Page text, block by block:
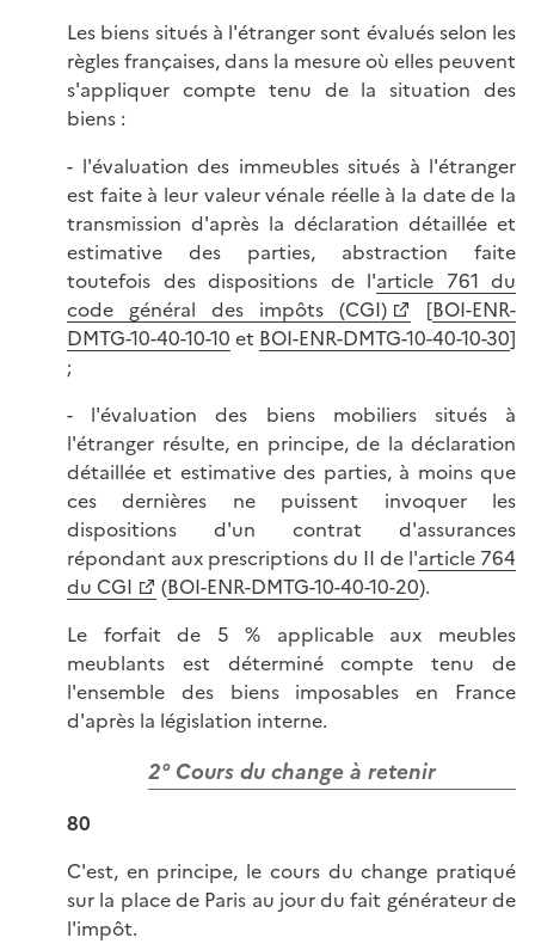
Les biens situés à l'étranger sont évalués selon les
règles françaises, dans la mesure où elles peuvent
s'appliquer compte tenu de la situation des
biens :
- l'évaluation des immeubles situés à l'étranger
est faite à leur valeur vénale réelle à la date de la
transmission d'après la déclaration détaillée et
estimative des parties, abstraction faite
toutefois des dispositions de l'article 761 du
code général des impôts (CGI)
[BOI-ENR-
DMTG-10-40-10-10 et BOI-ENR-DMTG-10-40-10-30]
;
- l'évaluation des biens mobiliers situés à
l'étranger résulte, en principe, de la déclaration
détaillée et estimative des parties, à moins que
ces dernières ne puissent invoquer les
dispositions d'un contrat d'assurances
répondant aux prescriptions du II de l'article 764
du CGI
(BOI-ENR-DMTG-10-40-10-20).
Le forfait de 5 % applicable aux meubles
meublants est déterminé compte tenu de
l'ensemble des biens imposables en France
d'après la législation interne.
2° Cours du change à retenir
80
C'est, en principe, le cours du change pratiqué
sur la place de Paris au jour du fait générateur de
l'impôt.